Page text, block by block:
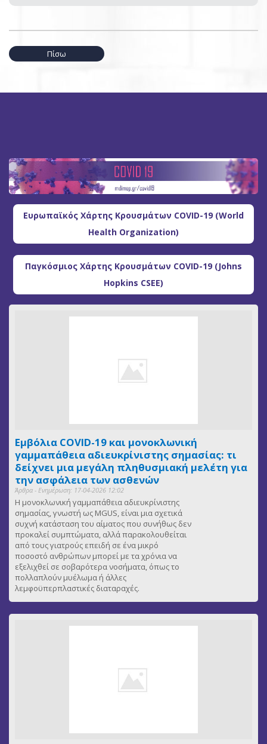
Πίσω
Ευρωπαϊκός Χάρτης Κρουσμάτων COVID-19 (World
Health Organization)
Παγκόσμιος Χάρτης Κρουσμάτων COVID-19 (Johns
Hopkins CSEE)
Εμβόλια COVID-19 και μονοκλωνική
γαμμαπάθεια αδιευκρίνιστης σημασίας: τι
δείχνει μια μεγάλη πληθυσμιακή μελέτη για
την ασφάλεια των ασθενών
Άρθρα - Ενημέρωση: 17-04-2026 12:02
Η μονοκλωνική γαμμαπάθεια αδιευκρίνιστης
σημασίας, γνωστή ως MGUS, είναι μια σχετικά
συχνή κατάσταση του αίματος που συνήθως δεν
προκαλεί συμπτώματα, αλλά παρακολουθείται
από τους γιατρούς επειδή σε ένα μικρό
ποσοστό ανθρώπων μπορεί με τα χρόνια να
εξελιχθεί σε σοβαρότερα νοσήματα, όπως το
πολλαπλούν μυέλωμα ή άλλες
λεμφοϋπερπλαστικές διαταραχές.